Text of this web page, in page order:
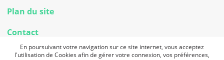
En poursuivant votre navigation sur ce site internet, vous acceptez
l'utilisation de Cookies afin de gérer votre connexion, vos préférences,
Plan du site
Contact
Aider le site